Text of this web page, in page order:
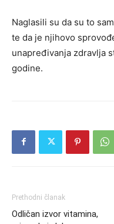
Naglasili su da su to
te da je njihovo
unapređivanja zdravlja
godine.
Prethodni članak
Odličan izvor vitamina,